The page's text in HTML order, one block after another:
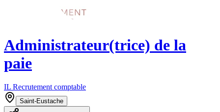
Administrateur(trice) de la
paie
IL Recrutement comptable
Saint-Eustache